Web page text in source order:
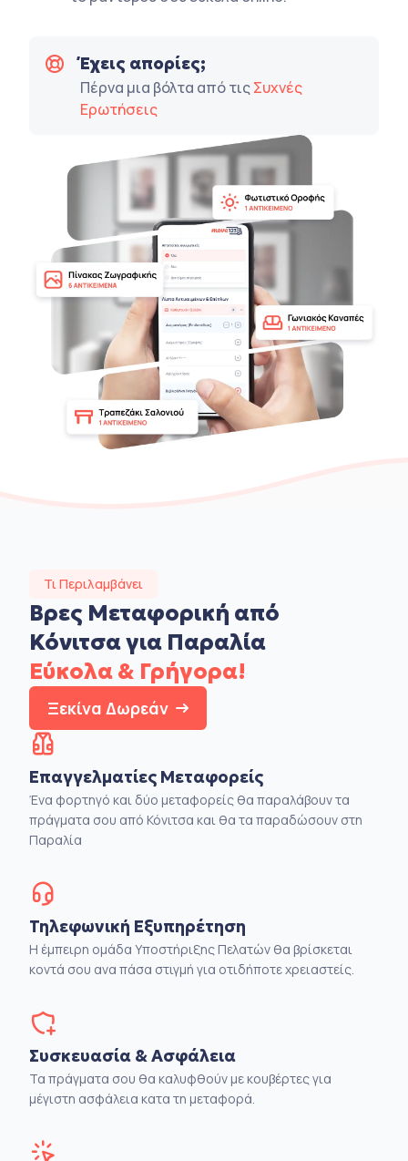
Έχεις απορίες;
Πέρνα μια βόλτα από τιςΣυχνές
Ερωτήσεις
Τι Περιλαμβάνει
Βρες Μεταφορική από
Κόνιτσα για Παραλία
Εύκολα & Γρήγορα!
Ξεκίνα Δωρεάν
Επαγγελματίες Μεταφορείς
Ένα φορτηγό και δύο μεταφορείς θα παραλάβουν τα
πράγματα σου από Κόνιτσα και θα τα παραδώσουν στη
Παραλία
Τηλεφωνική Εξυπηρέτηση
Η έμπειρη ομάδα Υποστήριξης Πελατών θα βρίσκεται
κοντά σου ανα πάσα στιγμή για οτιδήποτε χρειαστείς.
Συσκευασία & Ασφάλεια
Τα πράγματα σου θα καλυφθούν με κουβέρτες για
μέγιστη ασφάλεια κατα τη μεταφορά.